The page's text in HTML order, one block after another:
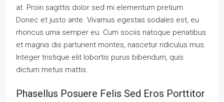
at. Proin sagittis dolor sed mi elementum pretium.
Donec et justo ante. Vivamus egestas sodales est, eu
rhoncus urna semper eu. Cum sociis natoque penatibus
et magnis dis parturient montes, nascetur ridiculus mus.
Integer tristique elit lobortis purus bibendum, quis
dictum metus mattis.
Phasellus Posuere Felis Sed Eros Porttitor